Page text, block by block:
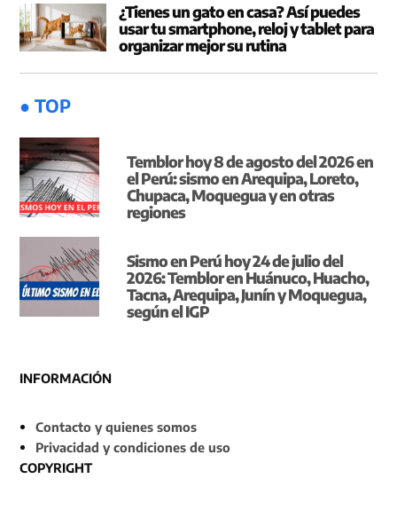
¿Tienes un gato en casa? Así puedes
usar tu smartphone, reloj y tablet para
organizar mejor su rutina
● TOP
Temblor hoy 8 de agosto del 2026 en
el Perú: sismo en Arequipa, Loreto,
Chupaca, Moquegua y en otras
regiones
Sismo en Perú hoy 24 de julio del
2026: Temblor en Huánuco, Huacho,
Tacna, Arequipa, Junín y Moquegua,
según el IGP
INFORMACIÓN
Contacto y quienes somos
Privacidad y condiciones de uso
COPYRIGHT